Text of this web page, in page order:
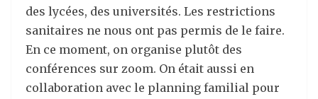
des lycées, des universités. Les restrictions
sanitaires ne nous ont pas permis de le faire.
En ce moment, on organise plutôt des
conférences sur zoom. On était aussi en
collaboration avec le planning familial pour